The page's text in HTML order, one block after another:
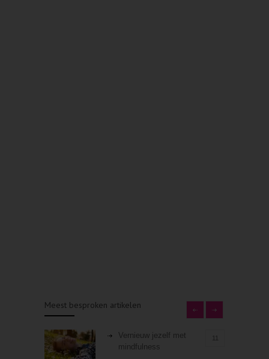
Meest besproken artikelen
Vernieuw jezelf met
mindfulness